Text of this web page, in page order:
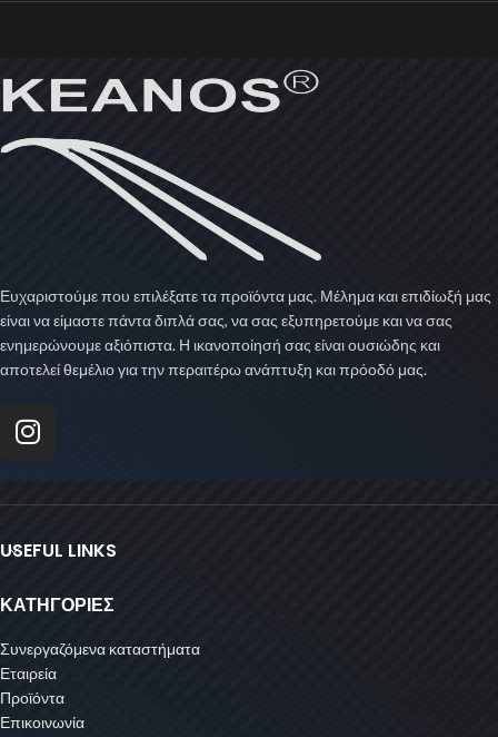
Ευχαριστούμε που επιλέξατε τα προϊόντα μας. Μέλημα και επιδίωξή μας
είναι να είμαστε πάντα διπλά σας, να σας εξυπηρετούμε και να σας
ενημερώνουμε αξιόπιστα. Η ικανοποίησή σας είναι ουσιώδης και
αποτελεί θεμέλιο για την περαιτέρω ανάπτυξη και πρόοδό μας.
USEFUL LINKS
ΚΑΤΗΓΟΡΙΕΣ
Συνεργαζόμενα καταστήματα
Εταιρεία
Προϊόντα
Επικοινωνία